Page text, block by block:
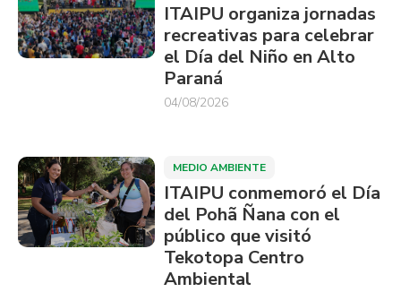
ITAIPU organiza jornadas
recreativas para celebrar
el Día del Niño en Alto
Paraná
04/08/2026
MEDIO AMBIENTE
ITAIPU conmemoró el Día
del Pohã Ñana con el
público que visitó
Tekotopa Centro
Ambiental